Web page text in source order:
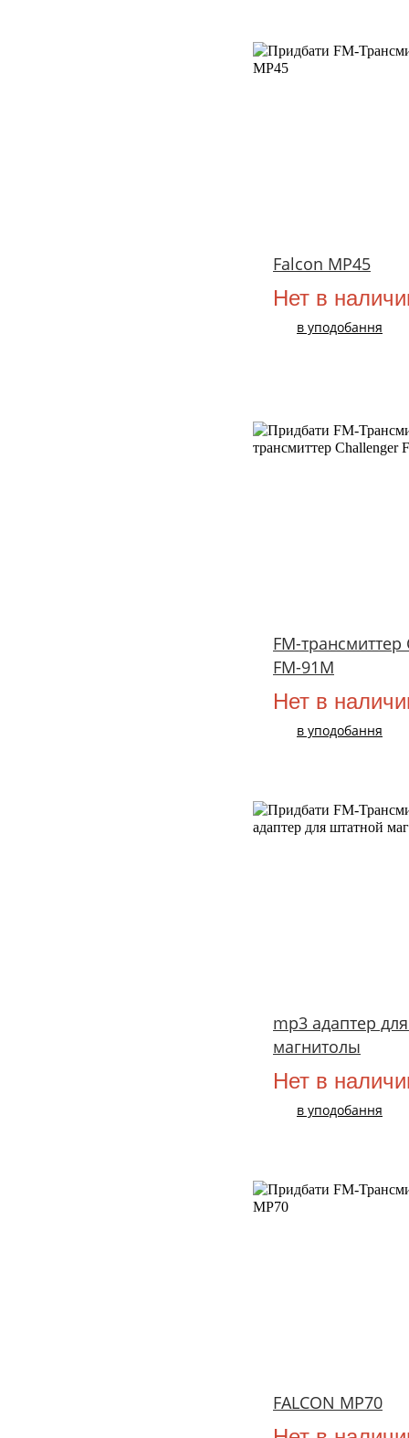
Falcon MP45
Нет в
в уподобання
FМ-трансмиттер
FM-91M
Нет в
в уподобання
mp3 адаптер
магнитолы
Нет в
в уподобання
FALCON MP70